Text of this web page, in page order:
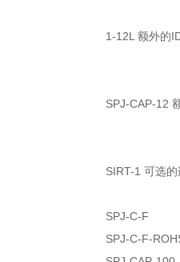
1-12L 额外的
SPJ-CAP-12
SIRT-1 可选
SPJ-C-F
SPJ-C-F-